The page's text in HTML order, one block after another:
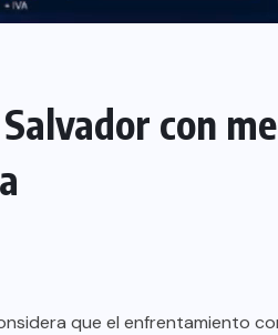
con
que el enfrentamiento